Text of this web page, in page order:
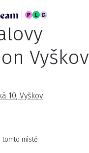
Vyškov
10, Vyškov
tomto místě